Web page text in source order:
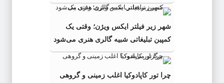
شهر زیر فیلتر ایکس ویژن؛ وقتی یک
کمپین تبلیغاتی شبیه گالری هنری می‌شود
چرا تور کاپادوکیا اغلب زمینی و گروهی